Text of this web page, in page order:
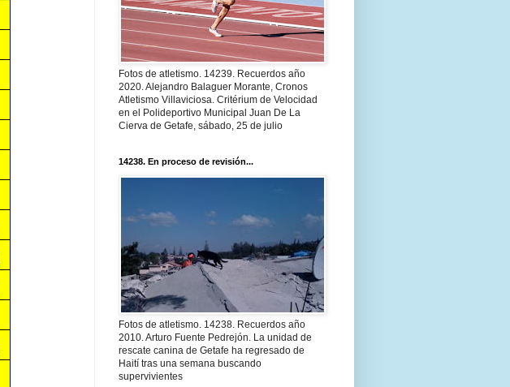
Fotos de atletismo. 14239. Recuerdos año
2020. Alejandro Balaguer Morante, Cronos
Atletismo Villaviciosa. Critérium de Velocidad
en el Polideportivo Municipal Juan De La
Cierva de Getafe, sábado, 25 de julio
14238. En proceso de revisión...
Fotos de atletismo. 14238. Recuerdos año
2010. Arturo Fuente Pedrejón. La unidad de
rescate canina de Getafe ha regresado de
Haití tras una semana buscando
supervivientes